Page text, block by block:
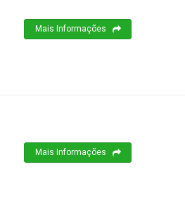
Mais Informações
Mais Informações